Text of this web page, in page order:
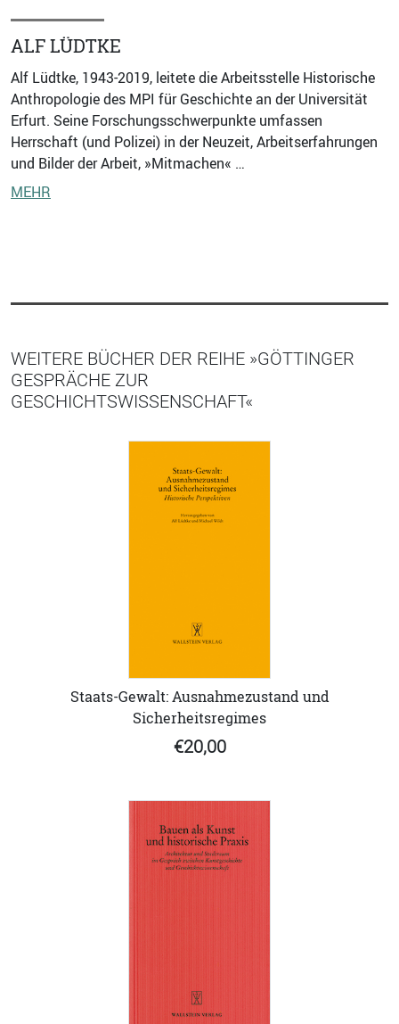
ALF LÜDTKE
Alf Lüdtke, 1943-2019, leitete die Arbeitsstelle Historische
Anthropologie des MPI für Geschichte an der Universität
Erfurt. Seine Forschungsschwerpunkte umfassen
Herrschaft (und Polizei) in der Neuzeit, Arbeitserfahrungen
und Bilder der Arbeit, »Mitmachen« …
MEHR
WEITERE BÜCHER DER REIHE »GÖTTINGER
GESPRÄCHE ZUR
GESCHICHTSWISSENSCHAFT«
Staats-Gewalt: Ausnahmezustand und
Sicherheitsregimes
€20,00